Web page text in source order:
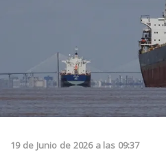
19 de Junio de 2026 a las 09:37